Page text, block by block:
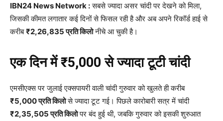
IBN24 News Network :सबसे ज्यादा असर चांदी पर देखने को मिला,
जिसकी कीमत लगातार कई दिनों से फिसल रही है और अब अपने रिकॉर्ड हाई से
करीब₹2,26,835 प्रति किलोनीचे आ चुकी है।
एक दिन में ₹5,000 से ज्यादा टूटी चांदी
एमसीएक्स पर जुलाई एक्सपायरी वाली चांदी गुरुवार को खुलते ही करीब
₹5,000 प्रति किलोसे ज्यादा टूट गई। पिछले कारोबारी सत्र में चांदी
₹2,35,505 प्रति किलोपर बंद हुई थी, जबकि गुरुवार को इसकी शुरुआत